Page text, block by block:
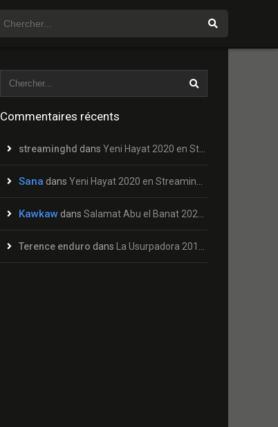
Commentaires récents
streaminghd dans Yeni Hayat 2020 en Streaming HD Gratuit !
Sana dans Yeni Hayat 2020 en Streaming HD Gratuit !
Kawkaw dans Salamat Abu el Banat 2020 en Streaming HD Gratuit !
Terence enduro dans La Usurpadora 2019 en Streaming HD Gratuit !